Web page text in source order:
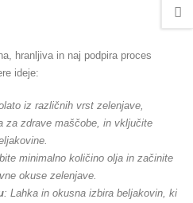
hranljiva in naj podpira proces
ideje:
iz različnih vrst zelenjave,
za zdrave maščobe, in vključite
minimalno količino olja in začinite
okuse zelenjave.
: Lahka in okusna izbira beljakovin, ki